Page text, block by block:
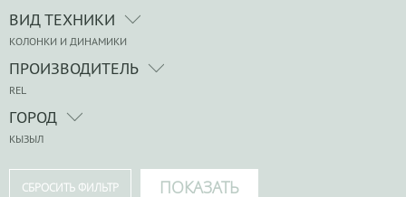
ВИД ТЕХНИКИ
КОЛОНКИ И ДИНАМИКИ
ПРОИЗВОДИТЕЛЬ
REL
ГОРОД
КЫЗЫЛ